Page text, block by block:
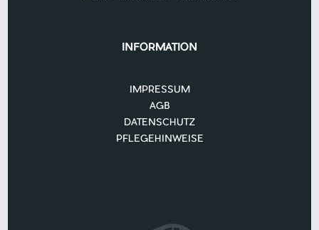
INFORMATION
IMPRESSUM
AGB
DATENSCHUTZ
PFLEGEHINWEISE